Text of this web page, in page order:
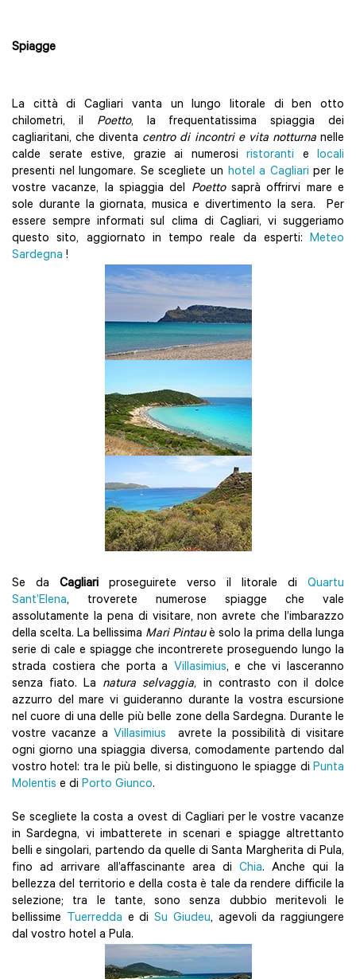
Spiagge
La città di Cagliari vanta un lungo litorale di ben otto
chilometri, il Poetto, la frequentatissima spiaggia dei
cagliaritani, che diventa centro di incontri e vita notturnanelle
calde serate estive, grazie ai numerosi ristoranti e locali
presenti nel lungomare. Se scegliete un hotel a Cagliari per le
vostre vacanze, la spiaggia del Poettosaprà offrirvi mare e
sole durante la giornata, musica e divertimento la sera. Per
essere sempre informati sul clima di Cagliari, vi suggeriamo
questo sito, aggiornato in tempo reale da esperti: Meteo
Sardegna !
Se da Cagliari proseguirete verso il litorale di Quartu
Sant’Elena, troverete numerose spiagge che vale
assolutamente la pena di visitare, non avrete che l’imbarazzo
della scelta. La bellissima Mari Pintauè solo la prima della lunga
serie di cale e spiagge che incontrerete proseguendo lungo la
strada costiera che porta a Villasimius, e che vi lasceranno
senza fiato. La natura selvaggia, in contrasto con il dolce
azzurro del mare vi guideranno durante la vostra escursione
nel cuore di una delle più belle zone della Sardegna. Durante le
vostre vacanze a Villasimius avrete la possibilità di visitare
ogni giorno una spiaggia diversa, comodamente partendo dal
vostro hotel: tra le più belle, si distinguono le spiagge di Punta
Molentis e di Porto Giunco.
Se scegliete la costa a ovest di Cagliari per le vostre vacanze
in Sardegna, vi imbatterete in scenari e spiagge altrettanto
belli e singolari, partendo da quelle di Santa Margherita di Pula,
fino ad arrivare all’affascinante area di Chia. Anche qui la
bellezza del territorio e della costa è tale da rendere difficile la
selezione; tra le tante, sono senza dubbio meritevoli le
bellissime
Tuerredda e di Su Giudeu, agevoli da raggiungere
dal vostro hotel a Pula.